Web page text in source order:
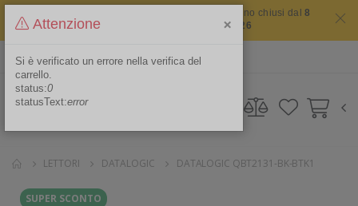
Il sito non chiude mai ma i nostri uffici saranno chiusi dal8
agosto 2026 al 16 agosto 2026
Area Riservata
LETTORI DATALOGIC DATALOGIC QBT2131-BK-BTK1
SUPER SCONTO
Attenzione ×
Si è verificato un errore nella verifica del
carrello.
status:0
statusText:error